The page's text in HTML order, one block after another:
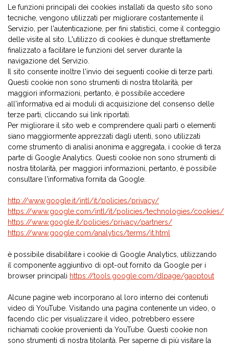
Le funzioni principali dei cookies installati da questo sito sono
tecniche, vengono utilizzati per migliorare costantemente il
Servizio, per l'autenticazione, per fini statistici, come il conteggio
delle visite al sito. L'utilizzo di cookies è dunque strettamente
finalizzato a facilitare le funzioni del server durante la
navigazione del Servizio.
Il sito consente inoltre l'invio dei seguenti cookie di terze parti.
Questi cookie non sono strumenti di nostra titolarità, per
maggiori informazioni, pertanto, è possibile accedere
all'informativa ed ai moduli di acquisizione del consenso delle
terze parti, cliccando sui link riportati.
Per migliorare il sito web e comprendere quali parti o elementi
siano maggiormente apprezzati dagli utenti, sono utilizzati
come strumento di analisi anonima e aggregata, i cookie di terza
parte di Google Analytics. Questi cookie non sono strumenti di
nostra titolarità, per maggiori informazioni, pertanto, è possibile
consultare l'informativa fornita da Google.
http://www.google.it/intl/it/policies/privacy/
https://www.google.com/intl/it/policies/technologies/cookies/
https://www.google.it/policies/privacy/partners/
https://www.google.com/analytics/terms/it.html
è possibile disabilitare i cookie di Google Analytics, utilizzando
il componente aggiuntivo di opt-out fornito da Google per i
browser principali https://tools.google.com/dlpage/gaoptout
Alcune pagine web incorporano al loro interno dei contenuti
video di YouTube. Visitando una pagina contenente un video, o
facendo clic per visualizzare il video, potrebbero essere
richiamati cookie provenienti da YouTube. Questi cookie non
sono strumenti di nostra titolarità. Per saperne di più visitare la